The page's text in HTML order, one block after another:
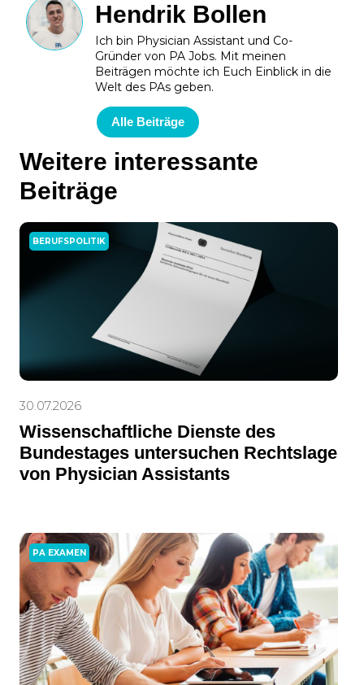
Hendrik Bollen
Ich bin Physician Assistant und Co-
Gründer von PA Jobs. Mit meinen
Beiträgen möchte ich Euch Einblick in die
Welt des PAs geben.
Alle Beiträge
Weitere interessante
Beiträge
BERUFSPOLITIK
30.07.2026
Wissenschaftliche Dienste des
Bundestages untersuchen Rechtslage
von Physician Assistants
PA EXAMEN